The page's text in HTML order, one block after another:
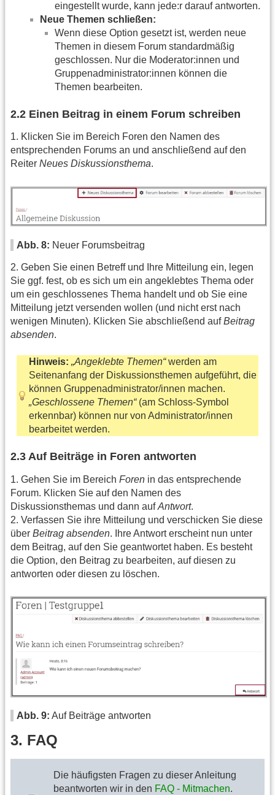
eingestellt wurde, kann jede:r darauf antworten.
Neue Themen schließen:
Wenn diese Option gesetzt ist, werden neue
Themen in diesem Forum standardmäßig
geschlossen. Nur die Moderator:innen und
Gruppenadministrator:innen können die
Themen bearbeiten.
2.2 Einen Beitrag in einem Forum schreiben
1. Klicken Sie im Bereich Foren den Namen des
entsprechenden Forums an und anschließend auf den
Reiter Neues Diskussionsthema.
Abb. 8: Neuer Forumsbeitrag
2. Geben Sie einen Betreff und Ihre Mitteilung ein, legen
Sie ggf. fest, ob es sich um ein angeklebtes Thema oder
um ein geschlossenes Thema handelt und ob Sie eine
Mitteilung jetzt versenden wollen (und nicht erst nach
wenigen Minuten). Klicken Sie abschließend aufBeitrag
absenden.
Hinweis: „Angeklebte Themen“werden am
Seitenanfang der Diskussionsthemen aufgeführt, die
können Gruppenadministrator/innen machen.
„Geschlossene Themen“(am Schloss-Symbol
erkennbar) können nur von Administrator/innen
bearbeitet werden.
2.3 Auf Beiträge in Foren antworten
1. Gehen Sie im Bereich Foren in das entsprechende
Forum. Klicken Sie auf den Namen des
Diskussionsthemas und dann aufAntwort.
2. Verfassen Sie ihre Mitteilung und verschicken Sie diese
über Beitrag absenden. Ihre Antwort erscheint nun unter
dem Beitrag, auf den Sie geantwortet haben. Es besteht
die Option, den Beitrag zu bearbeiten, auf diesen zu
antworten oder diesen zu löschen.
Abb. 9: Auf Beiträge antworten
3. FAQ
Die häufigsten Fragen zu dieser Anleitung
beantworten wir in den FAQ - Mitmachen.